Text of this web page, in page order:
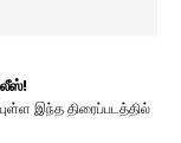
இந்த திரைப்படத்தில்